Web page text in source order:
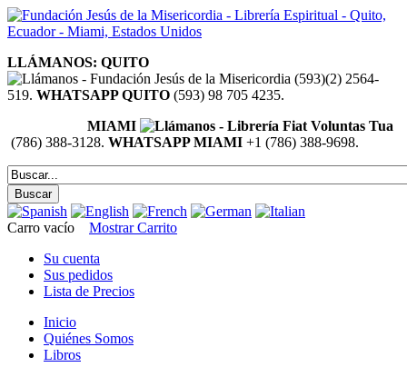
LLÁMANOS: QUITO
(593)(2) 2564-
519. WHATSAPP QUITO (593) 98 705 4235.
MIAMI
(786) 388-3128. WHATSAPP MIAMI +1 (786) 388-9698.
Carro vacío
Mostrar Carrito
Su cuenta
Sus pedidos
Lista de Precios
Inicio
Quiénes Somos
Libros